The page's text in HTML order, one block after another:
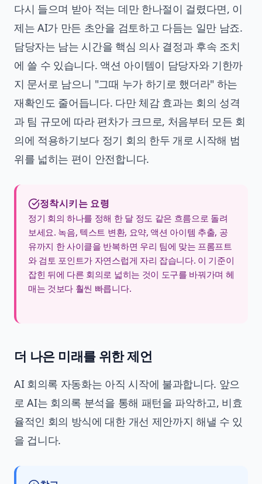
다시 들으며 받아 적는 데만 한나절이 걸렸다면, 이
제는 AI가 만든 초안을 검토하고 다듬는 일만 남죠.
담당자는 남는 시간을 핵심 의사 결정과 후속 조치
에 쓸 수 있습니다. 액션 아이템이 담당자와 기한까
지 문서로 남으니 "그때 누가 하기로 했더라" 하는
재확인도 줄어듭니다. 다만 체감 효과는 회의 성격
과 팀 규모에 따라 편차가 크므로, 처음부터 모든 회
의에 적용하기보다 정기 회의 한두 개로 시작해 범
위를 넓히는 편이 안전합니다.
정착시키는 요령
정기 회의 하나를 정해 한 달 정도 같은 흐름으로 돌려
보세요. 녹음, 텍스트 변환, 요약, 액션 아이템 추출, 공
유까지 한 사이클을 반복하면 우리 팀에 맞는 프롬프트
와 검토 포인트가 자연스럽게 자리 잡습니다. 이 기준이
잡힌 뒤에 다른 회의로 넓히는 것이 도구를 바꿔가며 헤
매는 것보다 훨씬 빠릅니다.
더 나은 미래를 위한 제언
AI 회의록 자동화는 아직 시작에 불과합니다. 앞으
로 AI는 회의록 분석을 통해 패턴을 파악하고, 비효
율적인 회의 방식에 대한 개선 제안까지 해낼 수 있
을 겁니다.